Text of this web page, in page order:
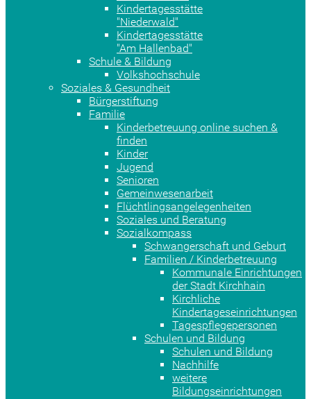
Kindertagesstätte
"Niederwald"
Kindertagesstätte
"Am Hallenbad"
Schule & Bildung
Volkshochschule
Soziales & Gesundheit
Bürgerstiftung
Familie
Kinderbetreuung online suchen &
finden
Kinder
Jugend
Senioren
Gemeinwesenarbeit
Flüchtlingsangelegenheiten
Soziales und Beratung
Sozialkompass
Schwangerschaft und Geburt
Familien / Kinderbetreuung
Kommunale Einrichtungen
der Stadt Kirchhain
Kirchliche
Kindertageseinrichtungen
Tagespflegepersonen
Schulen und Bildung
Schulen und Bildung
Nachhilfe
weitere
Bildungseinrichtungen